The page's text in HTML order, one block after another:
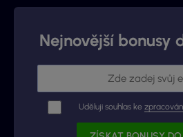
Nejnovější bonusy
Uděluji souhlas ke